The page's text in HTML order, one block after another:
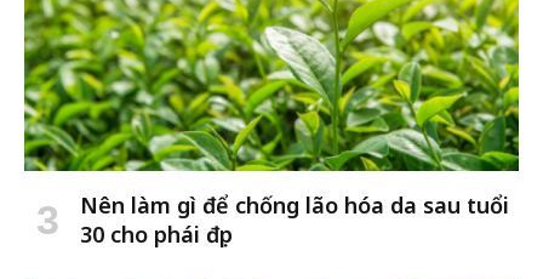
Nên làm gì để chống lão hóa da sau tuổi
30 cho phái đẹp